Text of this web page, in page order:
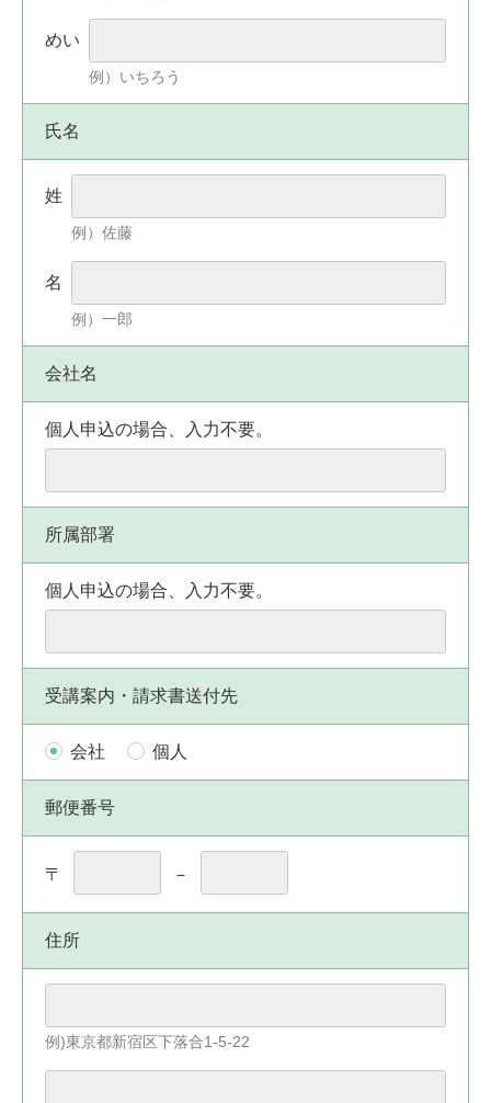
めい
例）いちろう
氏名
姓
例）佐藤
名
例）一郎
会社名
個人申込の場合、入力不要。
所属部署
個人申込の場合、入力不要。
受講案内・請求書送付先
会社 個人
郵便番号
〒 －
住所
例)東京都新宿区下落合1-5-22